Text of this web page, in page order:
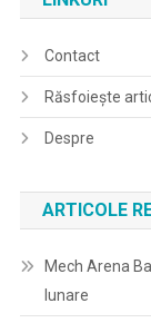
Contact
Răsfoiește
Despre
ARTICOLE
Mech Arena
lunare